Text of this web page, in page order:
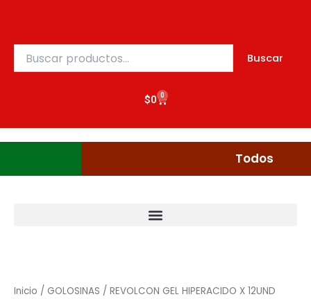
contenido
por:
Buscar
$0 0
Cart
Todos
Inicio / GOLOSINAS / REVOLCON GEL HIPERACIDO X 12UND